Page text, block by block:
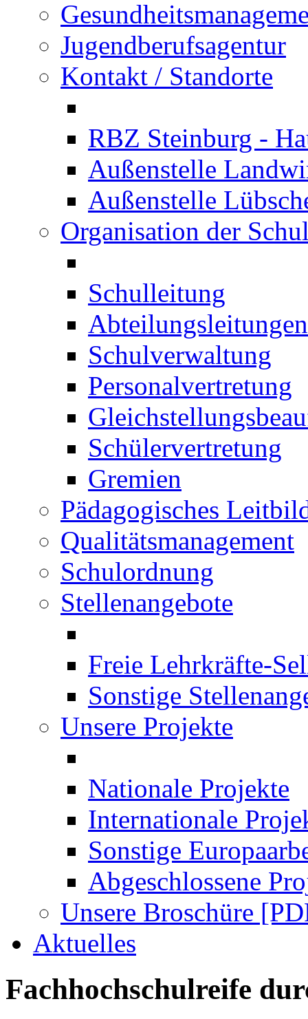
Jugendberufsagentur
Kontakt / Standorte
RBZ Steinburg -
Außenstelle
Außenstelle
Organisation der
Schulleitung
Abteilungsleitungen
Schulverwaltung
Personalvertretung
Schülervertretung
Gremien
Pädagogisches
Qualitätsmanagement
Schulordnung
Stellenangebote
Freie Lehrkräfte-
Sonstige
Unsere Projekte
Nationale Projekte
Internationale
Sonstige
Abgeschlossene
Unsere Broschüre
Aktuelles
Fachhochschulreife